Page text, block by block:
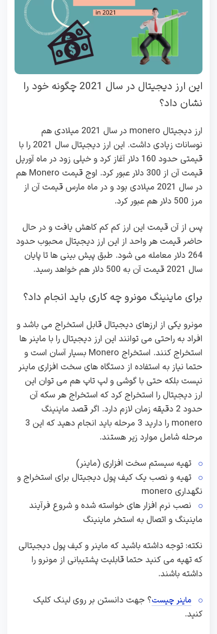
این ارز دیجیتال در سال 2021 چگونه خود را
نشان داد؟
ارز دیجیتال monero در سال 2021 میلادی هم
نوسانات زیادی داشت. این ارز دیجیتال سال 2021 را با
قیمتی حدود 160 دلار آغاز کرد و خیلی زود در ماه آوریل
قیمت آن از 300 دلار عبور کرد. اوج قیمت Monero هم
در سال 2021 میلادی بود و در ماه مارس قیمت آن از
مرز 500 دلار هم عبور کرد.
پس از آن قیمت این ارز کم کم کاهش یافت و در حال
حاضر قیمت هر واحد از این ارز دیجیتال محبوب حدود
264 دلار معامله می شود. طبق پیش بینی ها تا پایان
سال 2021 قیمت آن به 500 دلار هم خواهد رسید.
برای ماینینگ مونرو چه کاری باید انجام داد؟
مونرو یکی از ارزهای دیجیتال قابل استخراج می باشد و
افراد به راحتی می توانند این ارز دیجیتال را با ماینر ها
استخراج کنند. استخراج Monero بسیار آسان است و
حتما نیاز به استفاده از دستگاه های سخت افزاری ماینر
نیست بلکه حتی با گوشی و لپ تاپ هم می توان این
ارز دیجیتال را استخراج کرد که استخراج هر سکه آن
حدود 2 دقیقه زمان لازم دارد. اگر قصد ماینینگ
monero را دارید 3 مرحله باید انجام دهید که این 3
مرحله شامل موارد زیر هستند.
تهیه سیستم سخت افزاری (ماینر)
تهیه و نصب یک کیف پول دیجیتال برای استخراج و
نگهداری monero
نصب نرم افزار های خواسته شده و شروع فرآیند
ماینینگ و اتصال به استخر ماینینگ
نکته: توجه داشته باشید که ماینر و کیف پول دیجیتالی
که تهیه می کنید حتما قابلیت پشتیبانی از مونرو را
داشته باشند.
ماینر چیست؟ جهت دانستن بر روی لینک کلیک
کنید.